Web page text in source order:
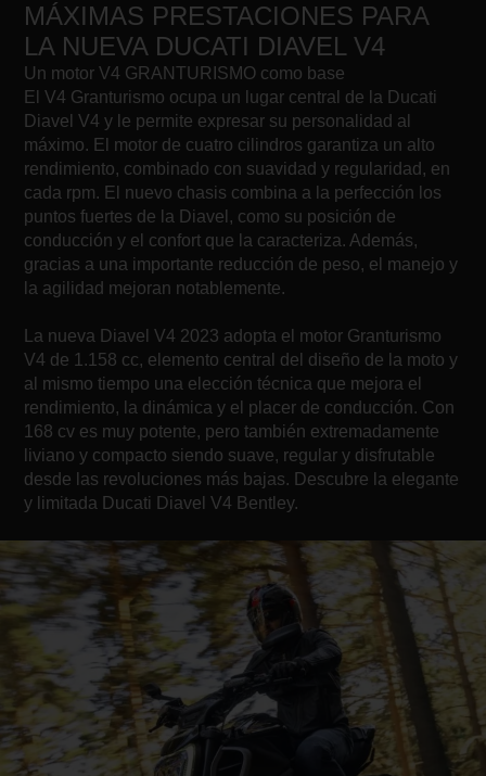
MÁXIMAS PRESTACIONES PARA
LA NUEVA DUCATI DIAVEL V4
Un motor V4 GRANTURISMO como base
El V4 Granturismo ocupa un lugar central de la Ducati
Diavel V4 y le permite expresar su personalidad al
máximo. El motor de cuatro cilindros garantiza un alto
rendimiento, combinado con suavidad y regularidad, en
cada rpm. El nuevo chasis combina a la perfección los
puntos fuertes de la Diavel, como su posición de
conducción y el confort que la caracteriza. Además,
gracias a una importante reducción de peso, el manejo y
la agilidad mejoran notablemente.
La nueva Diavel V4 2023 adopta el motor Granturismo
V4 de 1.158 cc, elemento central del diseño de la moto y
al mismo tiempo una elección técnica que mejora el
rendimiento, la dinámica y el placer de conducción. Con
168 cv es muy potente, pero también extremadamente
liviano y compacto siendo suave, regular y disfrutable
desde las revoluciones más bajas. Descubre la elegante
y limitada Ducati Diavel V4 Bentley.